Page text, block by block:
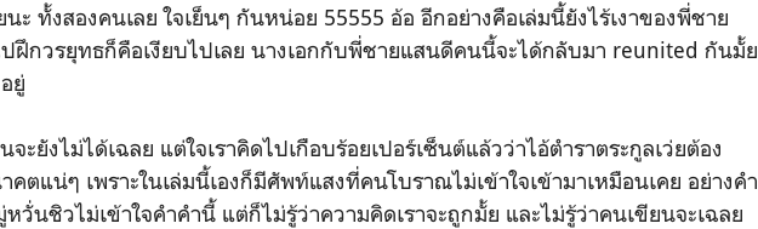
ะ ทั้งสองคนเลย ใจเย็นๆ กันหน่อย 55555 อ้อ อีกอย่างคือเล่มนี้ยังไร้เงาของพี่ชาย
ฝึกวรยุทธก็คือเงียบไปเลย นางเอกกับพี่ชายแสนดีคนนี้จะได้กลับมา reunited กันมั้ย
ยู่
จะยังไม่ได้เฉลย แต่ใจเราคิดไปเกือบร้อยเปอร์เซ็นต์แล้วว่าไอ้ตำราตระกูลเว่ยต้อง
ตแน่ๆ เพราะในเล่มนี้เองก็มีศัพท์แสงที่คนโบราณไม่เข้าใจเข้ามาเหมือนเคย อย่างคำ
นชิวไม่เข้าใจคำคำนี้ แต่ก็ไม่รู้ว่าความคิดเราจะถูกมั้ย และไม่รู้ว่าคนเขียนจะเฉลย